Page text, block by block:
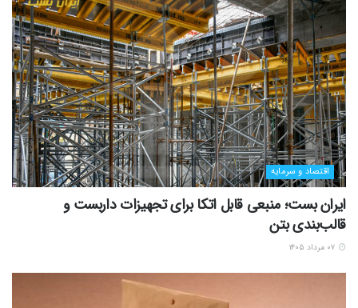
اقتصاد و سرمایه
ایران بست؛ منبعی قابل اتکا برای تجهیزات داربست و
قالب‌بندی بتن